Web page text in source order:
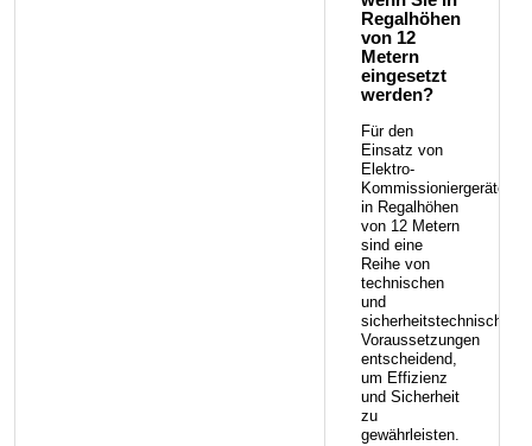
Regalhöhen
von 12
Metern
eingesetzt
werden?
Für den
Einsatz von
Elektro-
Kommissioniergeräten
in Regalhöhen
von 12 Metern
sind eine
Reihe von
technischen
und
sicherheitstechnischen
Voraussetzungen
entscheidend,
um Effizienz
und Sicherheit
zu
gewährleisten.